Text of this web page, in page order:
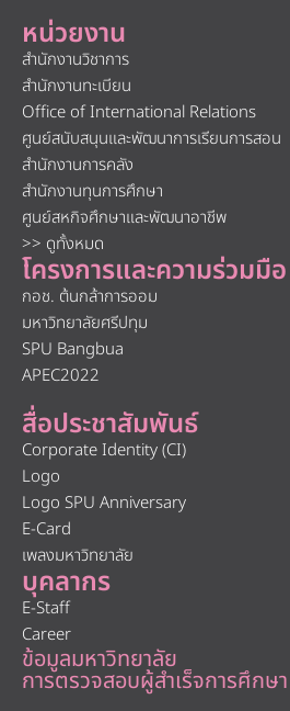
หน่วยงาน
สำนักงานวิชาการ
สำนักงานทะเบียน
Office of International Relations
ศูนย์สนับสนุนและพัฒนาการเรียนการสอน
สำนักงานการคลัง
สำนักงานทุนการศึกษา
ศูนย์สหกิจศึกษาและพัฒนาอาชีพ
>> ดูทั้งหมด
โครงการและความร่วมมือ
กอช. ต้นกล้าการออม
มหาวิทยาลัยศรีปทุม
SPU Bangbua
APEC2022
สื่อประชาสัมพันธ์
Corporate Identity (CI)
Logo
Logo SPU Anniversary
E-Card
เพลงมหาวิทยาลัย
บุคลากร
E-Staff
Career
ข้อมูลมหาวิทยาลัย
การตรวจสอบผู้สำเร็จการศึกษา